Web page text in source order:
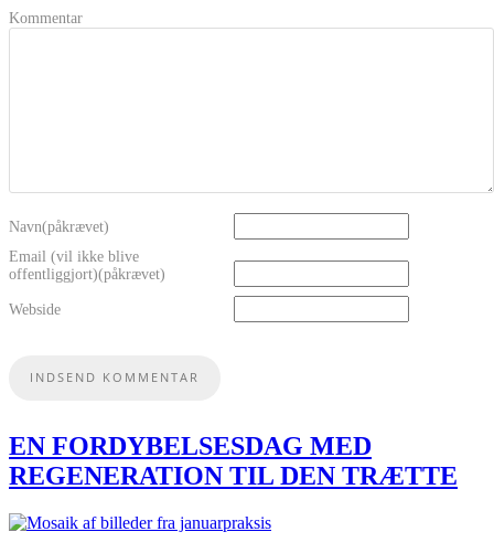
Kommentar
Navn(påkrævet)
Email (vil ikke blive
offentliggjort)(påkrævet)
Webside
EN FORDYBELSESDAG MED
REGENERATION TIL DEN TRÆTTE